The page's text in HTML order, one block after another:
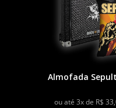
Almofada
ou até 3x de R$